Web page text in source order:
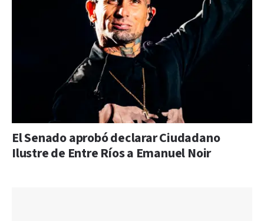
El Senado aprobó declarar Ciudadano
Ilustre de Entre Ríos a Emanuel Noir